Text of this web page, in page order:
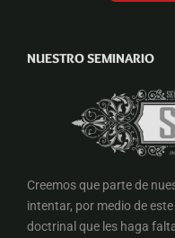
NUESTRO SEMINARIO
Creemos que parte de
intentar, por medio de
doctrinal que les haga